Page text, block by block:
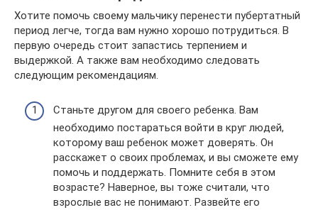
Хотите помочь своему мальчику перенести пубертатный
период легче, тогда вам нужно хорошо потрудиться. В
первую очередь стоит запастись терпением и
выдержкой. А также вам необходимо следовать
следующим рекомендациям.
Станьте другом для своего ребенка. Вам
необходимо постараться войти в круг людей,
которому ваш ребенок может доверять. Он
расскажет о своих проблемах, и вы сможете ему
помочь и поддержать. Помните себя в этом
возрасте? Наверное, вы тоже считали, что
взрослые вас не понимают. Развейте его